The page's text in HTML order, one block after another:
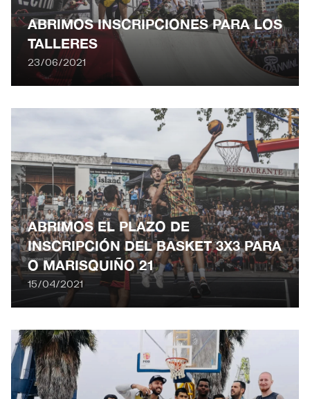
ABRIMOS INSCRIPCIONES PARA LOS
TALLERES
23/06/2021
ABRIMOS EL PLAZO DE
INSCRIPCIÓN DEL BASKET 3X3 PARA
O MARISQUIÑO 21
15/04/2021